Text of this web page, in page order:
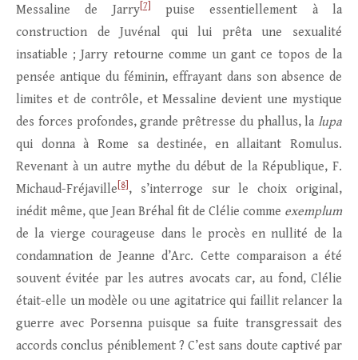
Messaline de Jarry[7]
puise essentiellement à la
construction de Juvénal qui lui prêta une sexualité
insatiable ; Jarry retourne comme un gant ce topos de la
pensée antique du féminin, effrayant dans son absence de
limites et de contrôle, et Messaline devient une mystique
des forces profondes, grande prêtresse du phallus, la lupa
qui donna à Rome sa destinée, en allaitant Romulus.
Revenant à un autre mythe du début de la République, F.
Michaud-Fréjaville [8] , s’interroge sur le choix original,
inédit même, que Jean Bréhal fit de Clélie comme exemplum
de la vierge courageuse dans le procès en nullité de la
condamnation de Jeanne d’Arc. Cette comparaison a été
souvent évitée par les autres avocats car, au fond, Clélie
était-elle un modèle ou une agitatrice qui faillit relancer la
guerre avec Porsenna puisque sa fuite transgressait des
accords conclus péniblement ? C’est sans doute captivé par